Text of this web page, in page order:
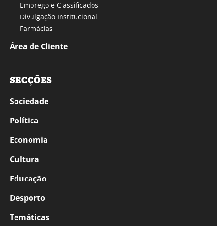
Emprego e Classificados
Divulgação Institucional
Farmácias
Área de Cliente
SECÇÕES
Sociedade
Política
Economia
Cultura
Educação
Desporto
Temáticas